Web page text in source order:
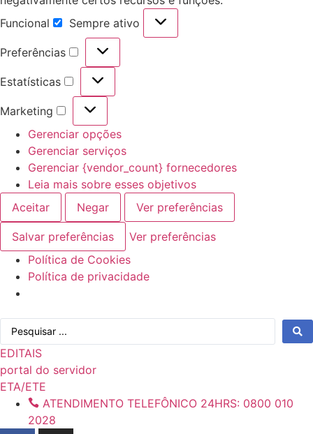
Funcional
Funcional
Sempre ativo
Preferências
Preferências
Estatísticas
Estatísticas
Marketing
Marketing
Gerenciar opções
Gerenciar serviços
Gerenciar {vendor_count} fornecedores
Leia mais sobre esses objetivos
Aceitar
Negar Ver preferências
Salvar preferências
Ver preferências
Política de Cookies
Política de privacidade
para
o
conteúdo
Pesquisar
EDITAIS
portal do servidor
ETA/ETE
ATENDIMENTO TELEFÔNICO 24HRS: 0800 010
2028